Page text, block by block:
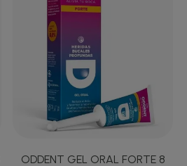
ODDENT GEL ORAL FORTE 8